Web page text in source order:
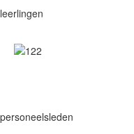
leerlingen
personeelsleden